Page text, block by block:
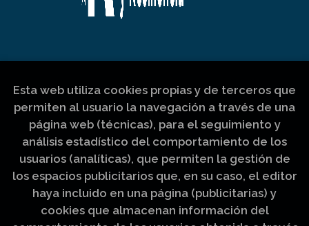
Esta web utiliza cookies propias y de terceros que
permiten al usuario la navegación a través de una
página web (técnicas), para el seguimiento y
análisis estadístico del comportamiento de los
usuarios (analíticas), que permiten la gestión de
los espacios publicitarios que, en su caso, el editor
haya incluido en una página (publicitarias) y
cookies que almacenan información del